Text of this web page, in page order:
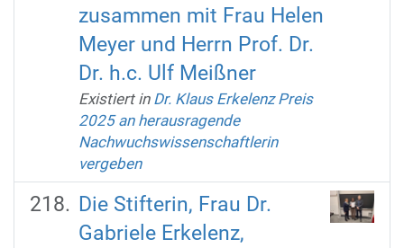
zusammen mit Frau Helen
Meyer und Herrn Prof. Dr.
Dr. h.c. Ulf Meißner
Existiert in Dr. Klaus Erkelenz Preis
2025 an herausragende
Nachwuchswissenschaftlerin
vergeben
Die Stifterin, Frau Dr.
Gabriele Erkelenz,